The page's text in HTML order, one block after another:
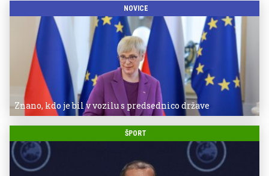
NOVICE
Znano, kdo je bil v vozilu s predsednico države
ŠPORT